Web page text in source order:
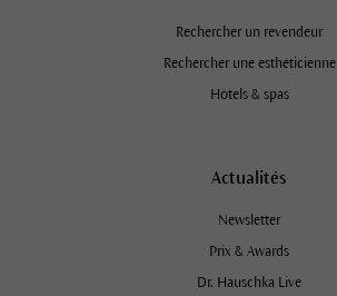
Rechercher un revendeur
Rechercher une esthéticienne
Hôtels & spas
Actualités
Newsletter
Prix & Awards
Dr. Hauschka Live